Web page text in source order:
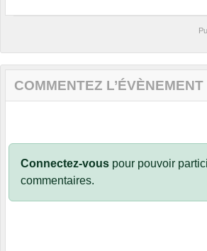
COMMENTEZ L’ÉVÈNEMENT
Connectez-vous pour pouvoir
commentaires.